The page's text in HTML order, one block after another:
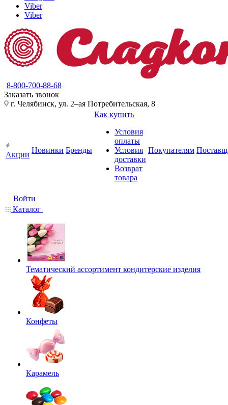
Viber
Viber
8-800-700-88-68
Заказать звонок
г. Челябинск, ул. 2–ая Потребительская, 8
Акции
Новинки Бренды
Как купить
Условия
оплаты
Условия
доставки
Возврат
товара
Покупателям
Войти
Каталог
Тематический ассортимент кондитерские изделия
Конфеты
Карамель